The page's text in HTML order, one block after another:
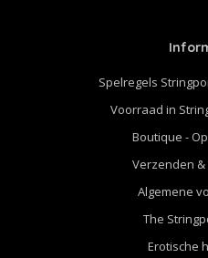
Spelregels
Voorraad in
Boutique -
Verzenden
Algemene
The
Erotische